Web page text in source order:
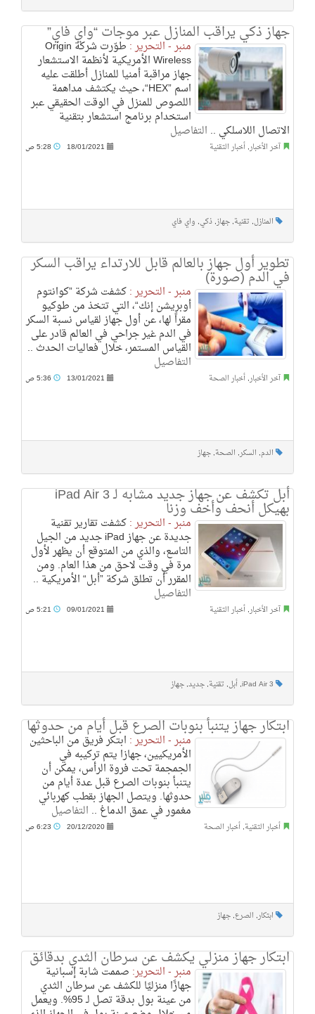
جهاز ذكي يراقب المنازل عبر موجات “واي فاي”
منبر - التحرير : طوّرت شركة Origin
Wireless الأمريكية لأنظمة الاستشعار
جهاز مراقبة أمنيا للمنازل أطلقت عليه
اسم ”HEX“، حيث يكتشف مداهمة
اللصوص للمنزل في الوقت الحقيقي عبر
استخدام برنامج استشعار بتقنية
الاتصال اللاسلكي .. التفاصيل
آخر الأخبار, أخبار التقنية 18/01/2021
المنازل, تقنية, جهاز, ذكي, واي فاي
تطوير أول جهاز بالعالم قابل للارتداء يراقب السكر
في الدم‎ (صورة)
منبر - التحرير :كشفت شركة ”كوانتوم
أوبريشن إنك“، التي تتخذ من طوكيو
مقراً لها، عن أول جهاز لقياس نسبة السكر
في الدم غير جراحي في العالم قادر على
القياس المستمر، خلال فعاليات الحدث ..
التفاصيل
آخر الأخبار, أخبار الصحة 13/01/2021
الدم, السكر, الصحة, جهاز
أبل تكشف عن جهاز جديد مشابه لـ iPad Air 3
بهيكل أنحف وأخف وزنا
منبر - التحرير :كشفت تقارير تقنية
جديدة عن جهاز iPad جديد من الجيل
التاسع، والذي من المتوقع أن يظهر لأول
مرة في وقت لاحق من هذا العام. ومن
المقرر أن تطلق شركة ”أبل“ الأمريكية ..
التفاصيل
آخر الأخبار, أخبار التقنية 09/01/2021
iPad Air 3
, أبل, تقنية, جديد, جهاز
ابتكار جهاز يتنبأ بنوبات الصرع قبل أيام من حدوثها
منبر - التحرير : ابتكر فريق من الباحثين
الأمريكيين، جهازا يتم تركيبه في
الجمجمة تحت فروة الرأس، يمكن أن
يتنبأ بنوبات الصرع قبل عدة أيام من
حدوثها. ويتصل الجهاز بقطب كهربائي
مغمور في عمق الدماغ .. التفاصيل
أخبار التقنية, أخبار الصحة 20/12/2020
ابتكار, الصرع, جهاز
ابتكار جهاز منزلي يكشف عن سرطان الثدي بدقائق
منبر - التحرير: صممت شابة إسبانية
جهازًا منزليًا للكشف عن سرطان الثدي
من عينة بول بدقة تصل لـ 95%. ويعمل